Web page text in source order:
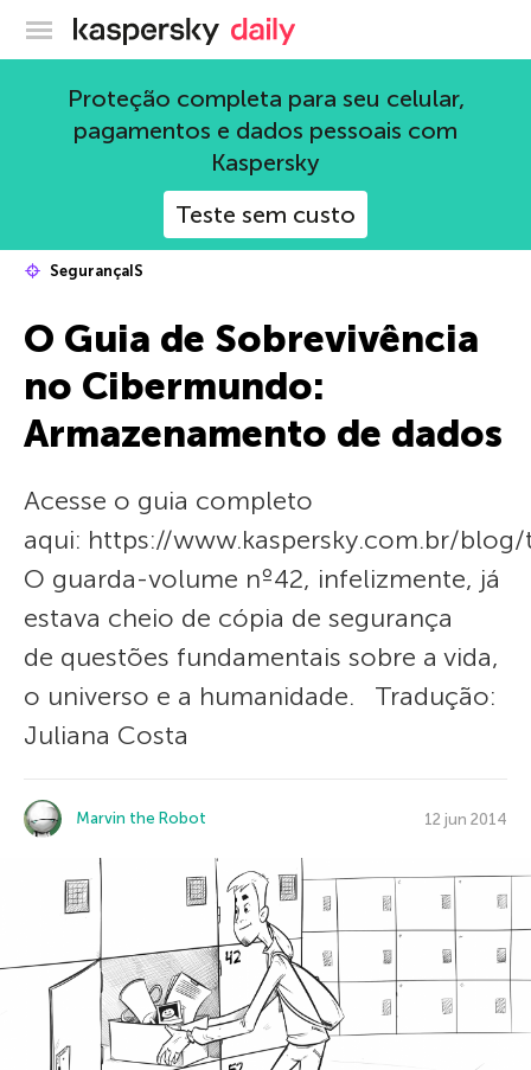
Blog oficial da Kaspersky
Proteção completa para seu celular,
pagamentos e dados pessoais com
Kaspersky
Teste sem custo
SegurançaIS
O Guia de Sobrevivência
no Cibermundo:
Armazenamento de dados
Acesse o guia completo
aqui: https://www.kaspersky.com.br/
O guarda-volume nº42, infelizmente, já
estava cheio de cópia de segurança
de questões fundamentais sobre a vida,
o universo e a humanidade. Tradução:
Juliana Costa
Marvin the Robot 12 jun 2014